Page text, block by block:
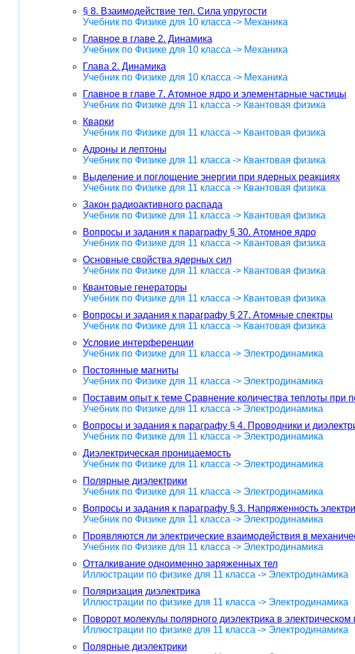
§ 8. Взаимодействие тел. Сила упругости
Учебник по Физике для 10 класса -> Механика
Главное в главе 2. Динамика
Учебник по Физике для 10 класса -> Механика
Глава 2. Динамика
Учебник по Физике для 10 класса -> Механика
Главное в главе 7. Атомное ядро и элементарные частицы
Учебник по Физике для 11 класса -> Квантовая физика
Кварки
Учебник по Физике для 11 класса -> Квантовая физика
Адроны и лептоны
Учебник по Физике для 11 класса -> Квантовая физика
Выделение и поглощение энергии при ядерных реакциях
Учебник по Физике для 11 класса -> Квантовая физика
Закон радиоактивного распада
Учебник по Физике для 11 класса -> Квантовая физика
Вопросы и задания к параграфу § 30. Атомное ядро
Учебник по Физике для 11 класса -> Квантовая физика
Основные свойства ядерных сил
Учебник по Физике для 11 класса -> Квантовая физика
Квантовые генераторы
Учебник по Физике для 11 класса -> Квантовая физика
Вопросы и задания к параграфу § 27. Атомные спектры
Учебник по Физике для 11 класса -> Квантовая физика
Условие интерференции
Учебник по Физике для 11 класса -> Электродинамика
Постоянные магниты
Учебник по Физике для 11 класса -> Электродинамика
Поставим опыт к теме Сравнение количества теплоты при
Учебник по Физике для 11 класса -> Электродинамика
Вопросы и задания к параграфу § 4. Проводники и
Учебник по Физике для 11 класса -> Электродинамика
Диэлектрическая проницаемость
Учебник по Физике для 11 класса -> Электродинамика
Полярные диэлектрики
Учебник по Физике для 11 класса -> Электродинамика
Вопросы и задания к параграфу § 3. Напряженность
Учебник по Физике для 11 класса -> Электродинамика
Проявляются ли электрические взаимодействия в
Учебник по Физике для 11 класса -> Электродинамика
Отталкивание одноименно заряженных тел
Иллюстрации по физике для 11 класса -> Электродинамика
Поляризация диэлектрика
Иллюстрации по физике для 11 класса -> Электродинамика
Поворот молекулы полярного диэлектрика в электрическом
Иллюстрации по физике для 11 класса -> Электродинамика
Полярные диэлектрики